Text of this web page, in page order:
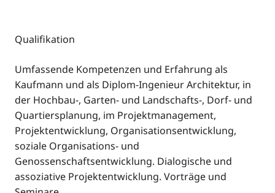
Qualifikation
Umfassende Kompetenzen und Erfahrung als
Kaufmann und als Diplom-Ingenieur Architektur, in
der Hochbau-, Garten- und Landschafts-, Dorf- und
Quartiersplanung, im Projektmanagement,
Projektentwicklung, Organisationsentwicklung,
soziale Organisations- und
Genossenschaftsentwicklung. Dialogische und
assoziative Projektentwicklung. Vorträge und